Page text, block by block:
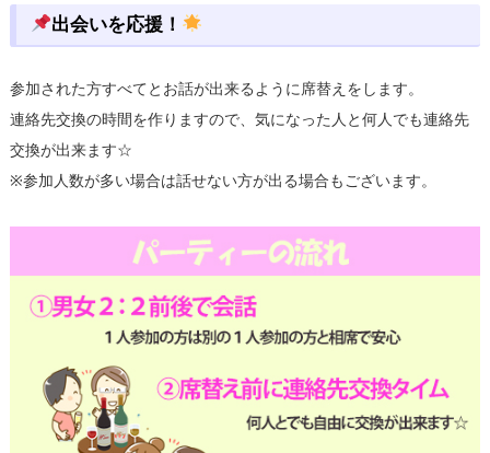
出会いを応援！
参加された方すべてとお話が出来るように席替えをします。
連絡先交換の時間を作りますので、気になった人と何人でも連絡先
交換が出来ます☆
※参加人数が多い場合は話せない方が出る場合もございます。